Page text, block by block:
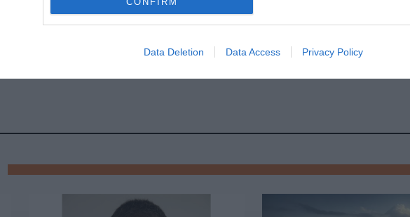
Data Deletion Data Access Privacy Policy
αποτύπωμα και να συμβάλλει ενεργά στην προστασία
για τις επόμενες γενιές.